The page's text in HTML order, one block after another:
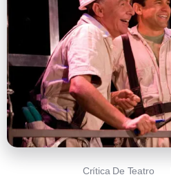
Crítica De Teatro